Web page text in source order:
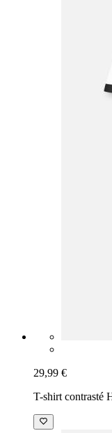
29,99 €
T-shirt contrasté